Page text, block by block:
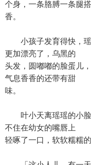
个身，一条胳膊一条腿
香。
小孩子发育得快，瑶
更加漂亮了，乌黑的
头发，圆嘟嘟的脸蛋儿
气息香香的还带有甜
味。
叶小天离瑶瑶的小脸
不住在幼女的嘴唇上
轻啄了一口，软软糯糯